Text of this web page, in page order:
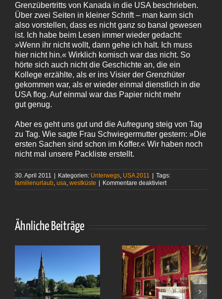
Grenzübertritts von Kanada in die USA beschrieben.
Über zwei Seiten in kleiner Schrift – man kann sich
also vorstellen, dass es nicht ganz so banal gewesen
ist. Ich habe beim Lesen immer wieder gedacht:
»Wenn ihr nicht wollt, dann gehe ich halt. Ich muss
hier nicht hin.« Wirklich komisch war das nicht. So
hörte sich auch nicht die Geschichte an, die ein
Kollege erzählte, als er ins Visier der Grenzhüter
gekommen war, als er wieder einmal dienstlich in die
USA flog. Auf einmal war das Papier nicht mehr
gut genug.
Aber es geht uns gut und die Aufregung steig von Tag
zu Tag. Wie sagte Frau Schwiegermutter gestern: »Die
ersten Sachen sind schon im Koffer.« Wir haben noch
nicht mal unsere Packliste erstellt.
30. April 2011 | Kategorien: Unterwegs USA 2011 | Tags:
familienurlaub usa westküste | Kommentare deaktiviertfür
Ähnliche Beiträge